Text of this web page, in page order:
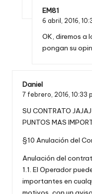
EM81
6 abril, 2016,
OK, diremos a
pongan su
Daniel
7 febrero, 2016, 10:33
SU CONTRATO
PUNTOS MAS
§10 Anulación del
Anulación del
1.1. El Operador
importantes en